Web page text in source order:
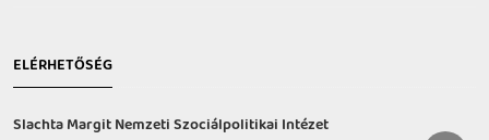
ELÉRHETŐSÉG
Slachta Margit Nemzeti Szociálpolitikai Intézet